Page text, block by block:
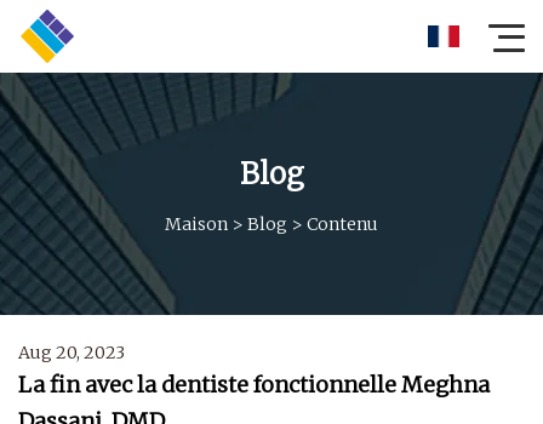
Blog
Maison > Blog > Contenu
Aug 20, 2023
La fin avec la dentiste fonctionnelle Meghna